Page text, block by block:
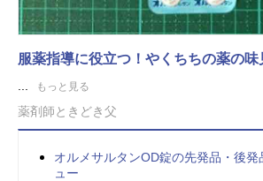
服薬指導に役立つ！やくちちの薬の味
もっと見る
薬剤師ときどき父
オルメサルタンOD錠の先発品・後
ュー